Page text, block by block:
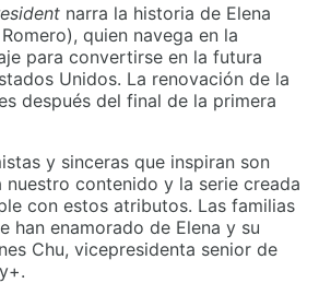
narra la historia de Elena
quien navega en la
para convertirse en la futura
Unidos. La renovación de la
después del final de la primera
y sinceras que inspiran son
nuestro contenido y la serie creada
con estos atributos. Las familias
han enamorado de Elena y su
Chu, vicepresidenta senior de